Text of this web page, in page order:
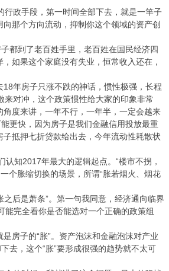
政手段，第一时间全部下去，就是一竿子
那个方向流动，抑制你这个领域的资产创
都到了老百姓手里，老百姓在国民经济四
如果这个家庭没有失业，恒常收入还在，
年房子只涨不跌的神话，惯性极强，长程
对冲，这个政策惯性给大家的印象非常
度来讲，一年不行，一年半，一定会越来
更快，因为房子是我们金融信用投放最重
抵押七折贷款给出去，今年流动性耗散状
知2017年最大的逻辑起点。“楼市不拐，
个胀缩切换的场景，所谓“胀若烟火、烟花
后是萧条”。第一句我同意，经济通向临界
能完全看你是否能选对一个正确的政策组
房子的“胀”。资产泡沫和金融泡沫对产业
去，这个“胀”要形成很强的趋势就不太可